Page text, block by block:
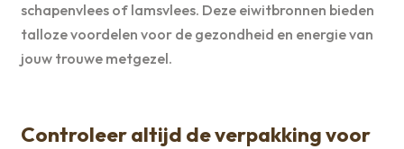
schapenvlees of lamsvlees. Deze eiwitbronnen bieden
talloze voordelen voor de gezondheid en energie van
jouw trouwe metgezel.
Controleer altijd de verpakking voor